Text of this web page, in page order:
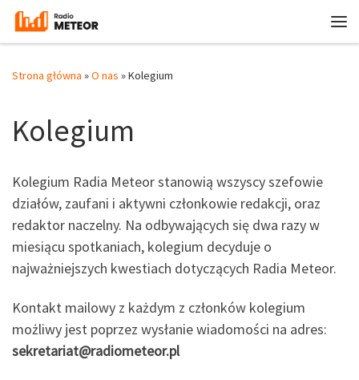
Przejdź do treści
Strona główna »O nas »Kolegium
Kolegium
Kolegium Radia Meteor stanowią wszyscy szefowie
działów, zaufani i aktywni członkowie redakcji, oraz
redaktor naczelny. Na odbywających się dwa razy w
miesiącu spotkaniach, kolegium decyduje o
najważniejszych kwestiach dotyczących Radia Meteor.
Kontakt mailowy z każdym z członków kolegium
możliwy jest poprzez wysłanie wiadomości na adres:
sekretariat@radiometeor.pl